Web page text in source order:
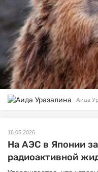
Аида
16.05.2026
На АЭС в Японии
радиоактивной